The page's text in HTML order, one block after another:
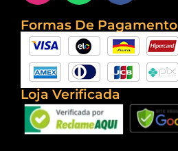
Formas De Pagamento
Loja Verificada